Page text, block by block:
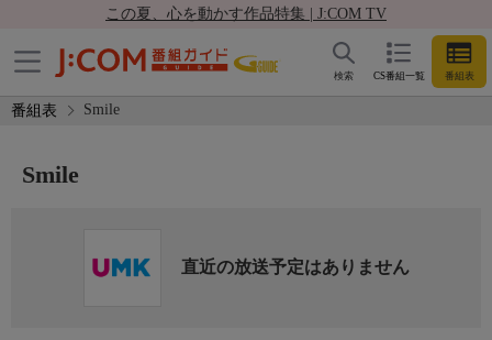
この夏、心を動かす作品特集 | J:COM TV
CS番組一覧 番組表
検索
番組表 Smile
Smile
直近の放送予定はありません